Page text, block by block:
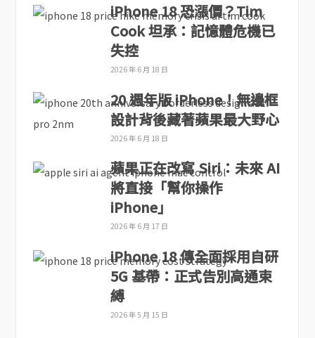
iPhone 18 恐漲價？Tim
Cook 坦承：記憶體危機已
失控
2026 年 6 月 18 日
20 週年版 iPhone！無邊框
設計背後藏著蘋果最大野心
2026 年 6 月 18 日
蘋果正在改寫 Siri：未來 AI
將直接「幫你操作
iPhone」
2026 年 6 月 17 日
iPhone 18 傳全面採用自研
5G 基帶：正式告別高通束
縛
2026 年 5 月 15 日